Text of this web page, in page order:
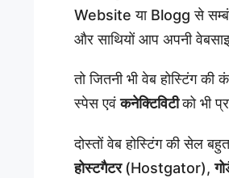
Website या Blogg से
और साथियों आप अपनी
तो जितनी भी वेब होस्टिंग की
स्पेस एवंकनेक्टिविटीको भी
दोस्तों वेब होस्टिंग की सेल
होस्टगैटर(Hostgator),